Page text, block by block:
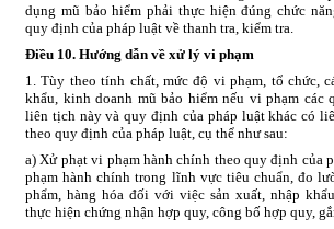
dụng mũ bảo hiểm phải thực hiện đúng chức
quy định của pháp luật về thanh tra, kiểm tra.
Điều 10. Hướng dẫn về xử lý vi phạm
1. Tùy theo tính chất, mức độ vi phạm, tổ chức,
khẩu, kinh doanh mũ bảo hiểm nếu vi phạm các
liên tịch này và quy định của pháp luật khác có
theo quy định của pháp luật, cụ thể như sau:
a) Xử phạt vi phạm hành chính theo quy định của
phạm hành chính trong lĩnh vực tiêu chuẩn, đo
phẩm, hàng hóa đối với việc sản xuất, nhập
thực hiện chứng nhận hợp quy, công bố hợp quy,